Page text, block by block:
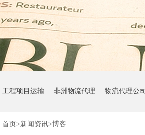
工程项目运输 非洲物流代理 物流代理公司
首页>新闻资讯>博客